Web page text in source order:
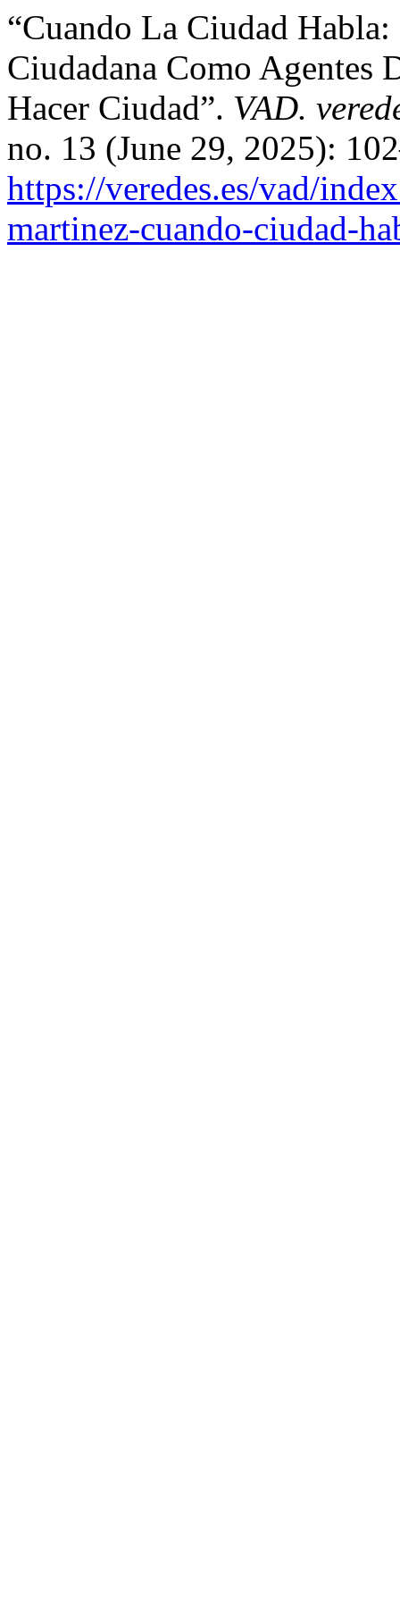
“Cuando La Ciudad
Ciudadana Como Agentes
Hacer Ciudad”. VAD.
no. 13 (June 29, 2025):
https://veredes.es/vad/
martinez-cuando-ciudad-